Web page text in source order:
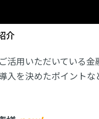
介
活用いただいている金
入を決めたポイントな